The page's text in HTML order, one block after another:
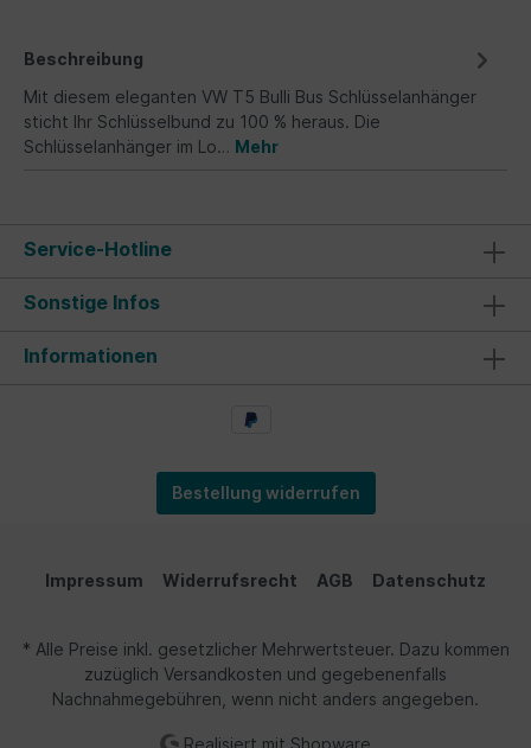
Beschreibung
Mit diesem eleganten VW T5 Bulli Bus Schlüsselanhänger
sticht Ihr Schlüsselbund zu 100 % heraus. Die
Schlüsselanhänger im Lo… Mehr
Service-Hotline
Sonstige Infos
Informationen
Bestellung widerrufen
Impressum Widerrufsrecht AGB Datenschutz
* Alle Preise inkl. gesetzlicher Mehrwertsteuer. Dazu kommen
zuzüglich Versandkosten und gegebenenfalls
Nachnahmegebühren, wenn nicht anders angegeben.
Realisiert mit Shopware